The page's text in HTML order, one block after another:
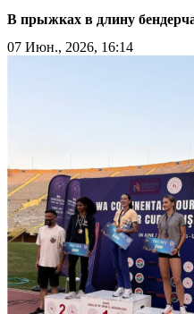
В прыжках в длину
07 Июн., 2026, 16:14